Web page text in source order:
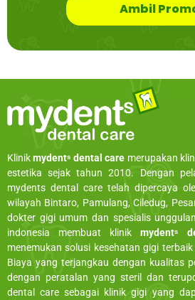
Ambil
Klinikmydentˢ dental care merupakan
estetika sejak tahun 2010. Dengan
mydents dental care telah dipercaya
wilayah Bintaro, Pamulang, Ciledug,
dokter gigi umum dan spesialis
indonesia membuat klinikmydentˢ
menemukan solusi kesehatan gigi
Biaya yang terjangkau dengan kualitas
dengan peratalan yang steril dan
dental care sebagai klinik gigi yang